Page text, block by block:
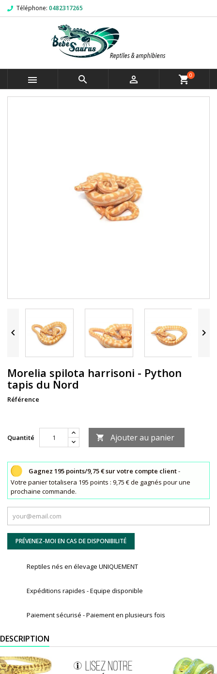
Téléphone: 0482317265
   shopping_cart0
 
Morelia spilota harrisoni - Python
tapis du Nord
Référence
Quantité  Ajouter au panier
Gagnez 195 points/9,75 € sur votre compte client-
Votre panier totalisera 195 points : 9,75 € de gagnés pour une
prochaine commande.
PRÉVENEZ-MOI EN CAS DE DISPONIBILITÉ
Reptiles nés en élevage UNIQUEMENT
Expéditions rapides - Equipe disponible
Paiement sécurisé - Paiement en plusieurs fois
DESCRIPTION